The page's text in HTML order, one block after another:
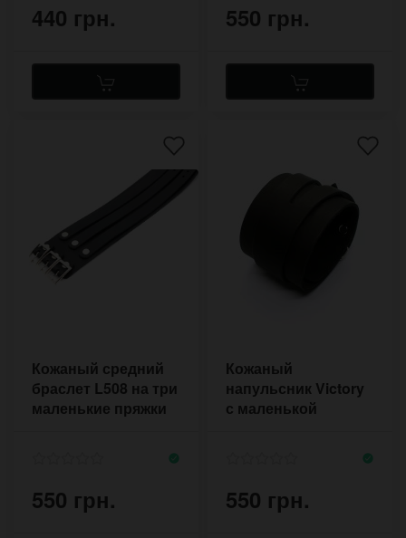
440 грн. 550 грн.
Кожаный средний
браслет L508 на три
маленькие пряжки
550 грн.
Кожаный
напульсник Victory
с маленькой
550 грн.